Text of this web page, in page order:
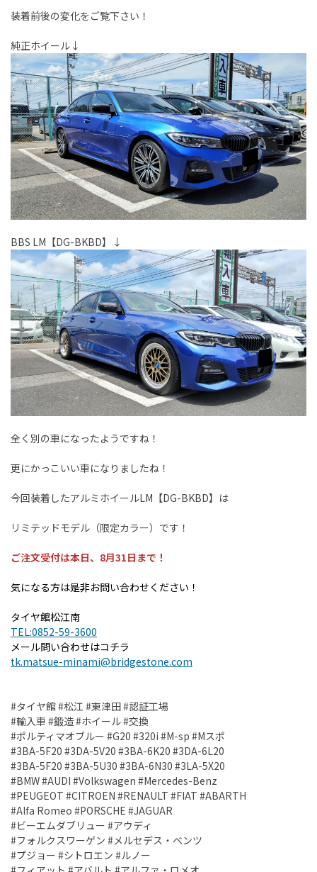
装着前後の変化をご覧下さい！
純正ホイール↓
BBS LM【DG-BKBD】↓
全く別の車になったようですね！
更にかっこいい車になりましたね！
今回装着したアルミホイールLM【DG-BKBD】は
リミテッドモデル（限定カラー）です！
ご注文受付は本日、8月31日まで！
気になる方は是非お問い合わせください！
タイヤ館松江南
TEL:0852-59-3600
メール問い合わせはコチラ
tk.matsue-minami@bridgestone.com
#タイヤ館 #松江 #東津田 #認証工場
#輸入車 #鍛造 #ホイール #交換
#ポルティマオブルー #G20 #320i #M-sp #Mスポ
#3BA-5F20 #3DA-5V20 #3BA-6K20 #3DA-6L20
#3BA-5F20 #3BA-5U30 #3BA-6N30 #3LA-5X20
#BMW #AUDI #Volkswagen #Mercedes-Benz
#PEUGEOT #CITROEN #RENAULT #FIAT #ABARTH
#Alfa Romeo #PORSCHE #JAGUAR
#ビーエムダブリュー #アウディ
#フォルクスワーゲン #メルセデス・ベンツ
#プジョー #シトロエン #ルノー